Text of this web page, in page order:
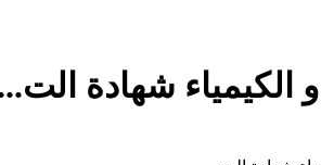
الكيمياء شهادة